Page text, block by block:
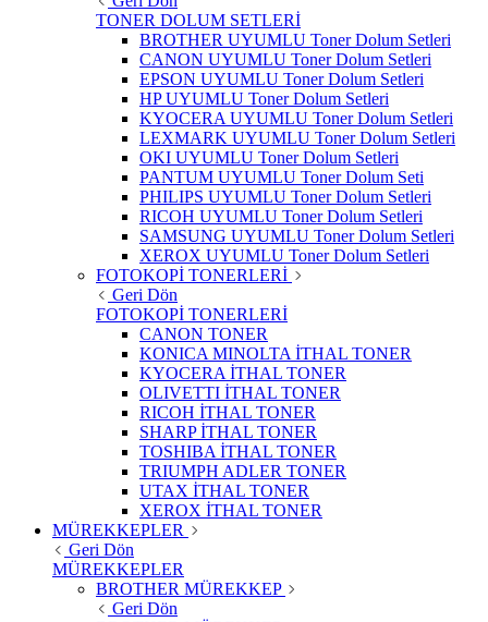
TONER DOLUM SETLERİ
BROTHER UYUMLU Toner Dolum Setleri
CANON UYUMLU Toner Dolum Setleri
EPSON UYUMLU Toner Dolum Setleri
HP UYUMLU Toner Dolum Setleri
KYOCERA UYUMLU Toner Dolum Setleri
LEXMARK UYUMLU Toner Dolum Setleri
OKI UYUMLU Toner Dolum Setleri
PANTUM UYUMLU Toner Dolum Seti
PHILIPS UYUMLU Toner Dolum Setleri
RICOH UYUMLU Toner Dolum Setleri
SAMSUNG UYUMLU Toner Dolum Setleri
XEROX UYUMLU Toner Dolum Setleri
FOTOKOPİ TONERLERİ
Geri Dön
FOTOKOPİ TONERLERİ
CANON TONER
KONICA MINOLTA İTHAL TONER
KYOCERA İTHAL TONER
OLIVETTI İTHAL TONER
RICOH İTHAL TONER
SHARP İTHAL TONER
TOSHIBA İTHAL TONER
TRIUMPH ADLER TONER
UTAX İTHAL TONER
XEROX İTHAL TONER
MÜREKKEPLER
Geri Dön
MÜREKKEPLER
BROTHER MÜREKKEP
Geri Dön